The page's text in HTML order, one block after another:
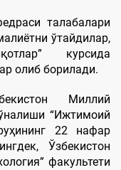
талабалари
ўтайдилар,
курсида
олиб борилади.
Миллий
“Ижтимоий
22 нафар
Ўзбекистон
факультети